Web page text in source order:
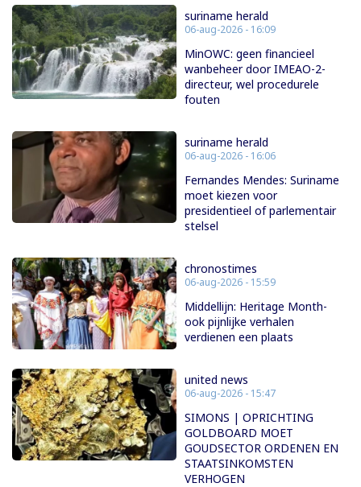
suriname herald
06-aug-2026 - 16:09
MinOWC: geen financieel
wanbeheer door IMEAO-2-
directeur, wel procedurele
fouten
suriname herald
06-aug-2026 - 16:06
Fernandes Mendes: Suriname
moet kiezen voor
presidentieel of parlementair
stelsel
chronostimes
06-aug-2026 - 15:59
Middellijn: Heritage Month-
ook pijnlijke verhalen
verdienen een plaats
united news
06-aug-2026 - 15:47
SIMONS | OPRICHTING
GOLDBOARD MOET
GOUDSECTOR ORDENEN EN
STAATSINKOMSTEN
VERHOGEN